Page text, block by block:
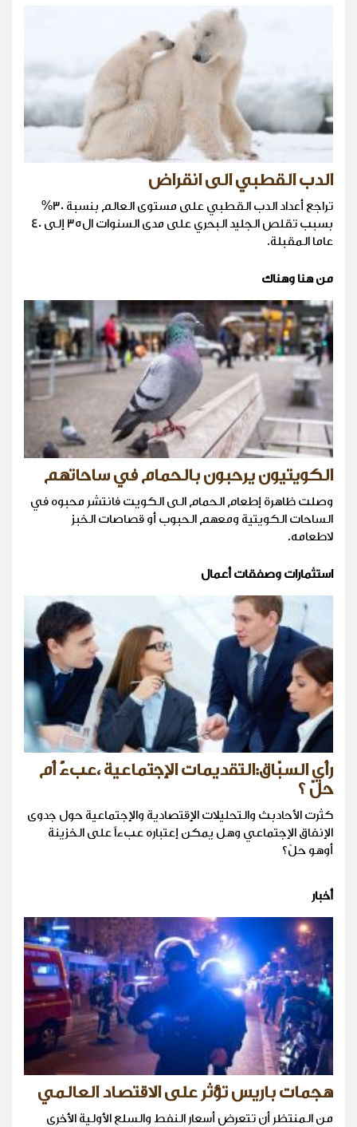
الدب القطبي الى انقراض
تراجع أعداد الدب القطبي على مستوى العالم بنسبة 30%
بسبب تقلص الجليد البحري على مدى السنوات ال35 إلى 40
عاما المقبلة.
من هنا وهناك
الكويتيون يرحبون بالحمام في ساحاتهم
وصلت ظاهرة إطعام الحمام الى الكويت فانتشر محبوه في
الساحات الكويتية ومعهم الحبوب أو قصاصات الخبز
لاطعامه.
استثمارات وصفقات أعمال
رأي السبّاق:التقديمات الإجتماعية ،عبءٌ أم
حلّ ؟
كثرت الأحادبث والتحليلات الإقتصادية والإجتماعية حول جدوى
الإنفاق الإجتماعي وهل يمكن إعتباره عبءاً على الخزينة
أوهو حلّ؟
أخبار
هجمات باريس تؤثر على الاقتصاد العالمي
من المنتظر أن تتعرض أسعار النفط والسلع الأولية الأخرى